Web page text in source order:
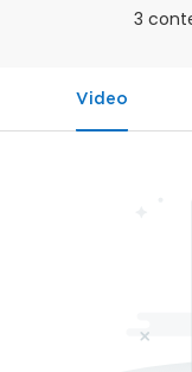
3
Video